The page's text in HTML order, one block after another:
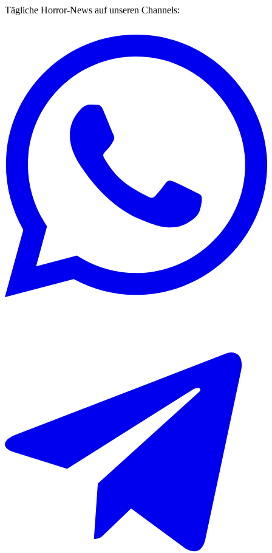
Tägliche Horror-News auf unseren Channels: